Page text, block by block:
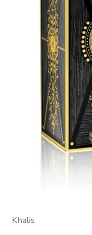
Khalis